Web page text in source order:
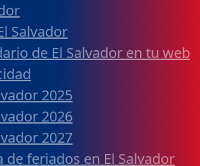
Salvador
de El Salvador en tu web
2025
2026
2027
de feriados en El Salvador